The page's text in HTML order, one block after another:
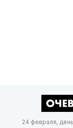
24 февраля,